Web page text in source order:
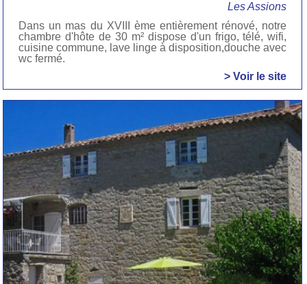
Les Assions
Dans un mas du XVIII ème entièrement rénové, notre
chambre d'hôte de 30 m² dispose d'un frigo, télé, wifi,
cuisine commune, lave linge à disposition,douche avec
wc fermé.
> Voir le site